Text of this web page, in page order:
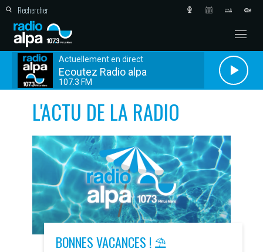
Actuellement en direct
Ecoutez Radio alpa
107.3 FM
L'ACTU DE LA RADIO
BONNES VACANCES ! ⛱️